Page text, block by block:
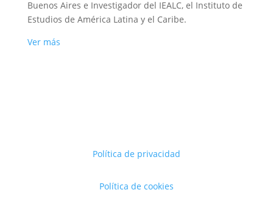
Buenos Aires e Investigador del IEALC, el Instituto de
Estudios de América Latina y el Caribe.
Ver más
Política de privacidad
Política de cookies